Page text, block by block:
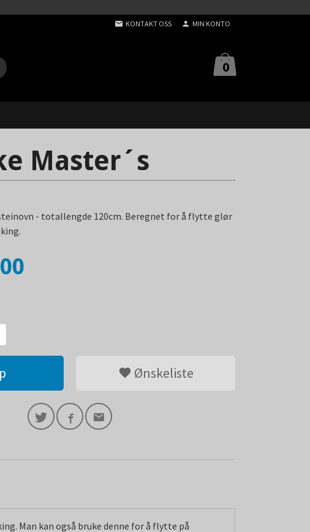
KONTAKT OSS MIN KONTO
0
Master´s
- totallengde 120cm. Beregnet for å flytte glør
Ønskeliste
Man kan også bruke denne for å flytte på